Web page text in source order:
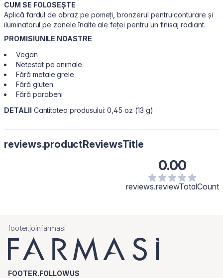
CUM SE FOLOSEȘTE
Aplică fardul de obraz pe pomeți, bronzerul pentru conturare și
iluminatorul pe zonele înalte ale feței pentru un finisaj radiant.
PROMISIUNILE NOASTRE
Vegan
Netestat pe animale
Fără metale grele
Fără gluten
Fără parabeni
DETALII Cantitatea produsului: 0,45 oz (13 g)
reviews.productReviewsTitle
0.00
reviews.reviewTotalCount
footer.joinfarmasi
FOOTER.FOLLOWUS